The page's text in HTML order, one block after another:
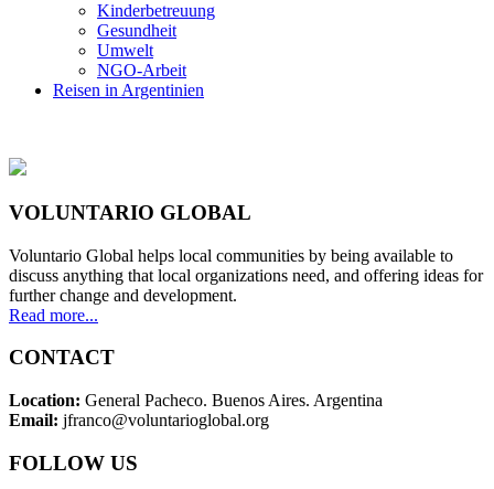
Kinderbetreuung
Gesundheit
Umwelt
NGO-Arbeit
Reisen in Argentinien
VOLUNTARIO GLOBAL
Voluntario Global helps local communities by being available to
discuss anything that local organizations need, and offering ideas for
further change and development.
Read more...
CONTACT
Location: General Pacheco. Buenos Aires. Argentina
Email: jfranco@voluntarioglobal.org
FOLLOW US